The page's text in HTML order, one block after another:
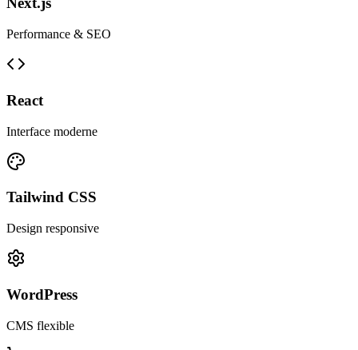
Performance & SEO
React
Interface moderne
Tailwind CSS
Design responsive
WordPress
CMS flexible